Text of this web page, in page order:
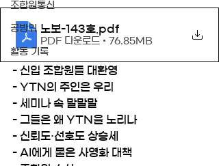
조합원통신
공방위
활동 기록
노보-143호 .pdf
PDF 다운로드 • 76.85MB
- 신입 조합원들 대환영
- YTN의 주인은 우리
- 세미나 속 말말말
- 그들은 왜 YTN을 노리나
- 신뢰도·선호도 상승세
- AI에게 물은 사영화 대책